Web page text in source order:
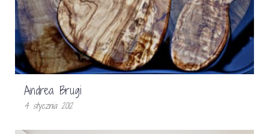
Andrea Brugi
4 stycznia 2012